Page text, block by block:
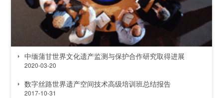
中缅蒲甘世界文化遗产监测与保护合作研究取得进展
2020-03-20
数字丝路世界遗产空间技术高级培训班总结报告
2017-10-31